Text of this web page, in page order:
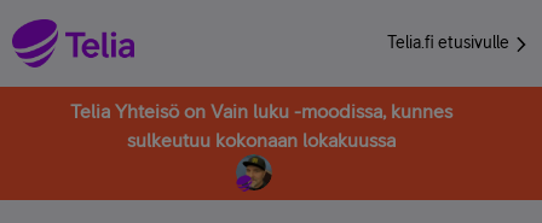
Telia.fi etusivulle
Telia Yhteisö on Vain luku -moodissa, kunnes
sulkeutuu kokonaan lokakuussa